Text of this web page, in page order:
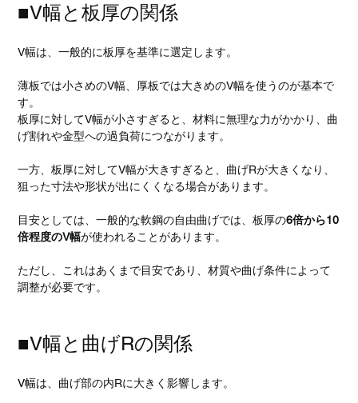
■V幅と板厚の関係
V幅は、一般的に板厚を基準に選定します。
薄板では小さめのV幅、厚板では大きめのV幅を使うのが基本で
す。
板厚に対してV幅が小さすぎると、材料に無理な力がかかり、曲
げ割れや金型への過負荷につながります。
一方、板厚に対してV幅が大きすぎると、曲げRが大きくなり、
狙った寸法や形状が出にくくなる場合があります。
目安としては、一般的な軟鋼の自由曲げでは、板厚の6倍から10
倍程度のV幅が使われることがあります。
ただし、これはあくまで目安であり、材質や曲げ条件によって
調整が必要です。
■V幅と曲げRの関係
V幅は、 曲げ部の内Rに大きく影響します。